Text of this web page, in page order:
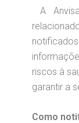
A
riscos à
garantir a
Como